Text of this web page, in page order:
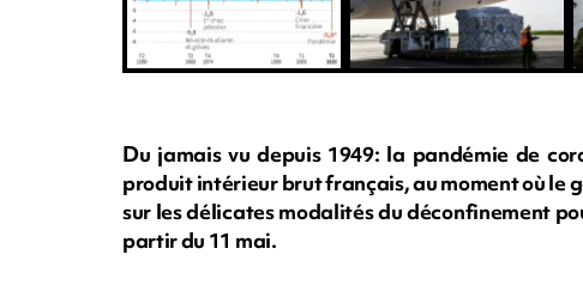
Du jamais vu depuis 1949: la pandémie de
produit intérieur brut français, au moment où le
sur les délicates modalités du déconfinement
partir du 11 mai.